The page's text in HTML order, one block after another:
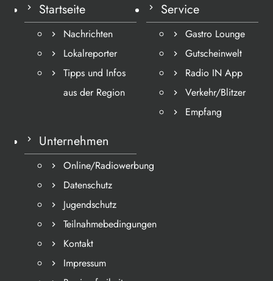
Startseite
Nachrichten
Lokalreporter
Tipps und Infos
aus der Region
Service
Gastro Lounge
Gutscheinwelt
Radio IN App
Verkehr/Blitzer
Empfang
Unternehmen
Online/Radiowerbung
Datenschutz
Jugendschutz
Teilnahmebedingungen
Kontakt
Impressum